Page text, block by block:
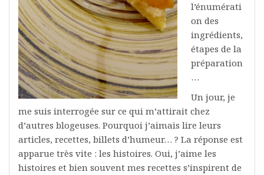
l’énumérati
on des
ingrédients,
étapes de la
préparation
…
Un jour, je
me suis interrogée sur ce qui m’attirait chez
d’autres blogeuses. Pourquoi j’aimais lire leurs
articles, recettes, billets d’humeur… ? La réponse est
apparue très vite : les histoires. Oui, j’aime les
histoires et bien souvent mes recettes s’inspirent de